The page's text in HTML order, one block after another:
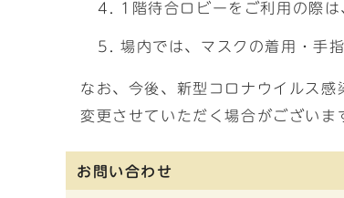
1階待合ロビーをご利用の際
場内では、マスクの着用・手
なお、今後、新型コロナウイルス
変更させていただく場合がございま
お問い合わせ